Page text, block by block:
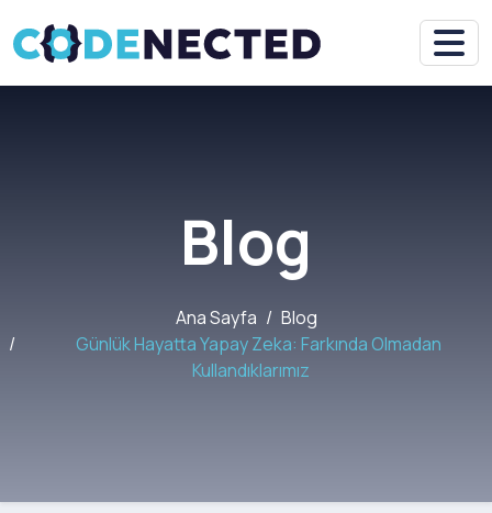
Blog
Ana Sayfa
Blog
Günlük Hayatta Yapay Zeka: Farkında Olmadan
Kullandıklarımız